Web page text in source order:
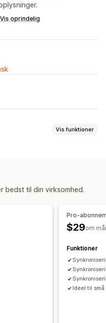
Vis oprindelig
Vis funktioner
Status i realtid
bedst til din virksomhed.
Pro-
$29om
Funktioner
Ideel til